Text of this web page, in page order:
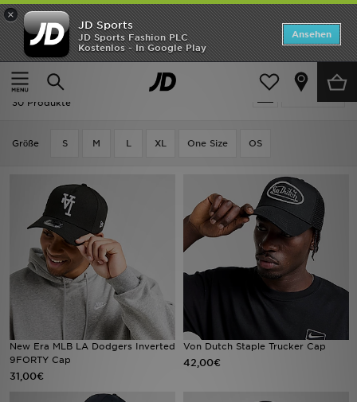
×
JD Sports
JD Sports Fashion PLC
Kostenlos - In Google Play
Ansehen
Home
Herren Herren Accessoires Caps
Verfeinern
Schwarz Caps - Geschenke
30 Produkte
Grӧße S M L XL One Size OS
New Era MLB LA Dodgers Inverted
9FORTY Cap
31,00€
Von Dutch Staple Trucker Cap
42,00€
ANGEBOTE
Neuheiten
Herren
Bestsellers
Marken
Fußball
Sport
Lade die APP